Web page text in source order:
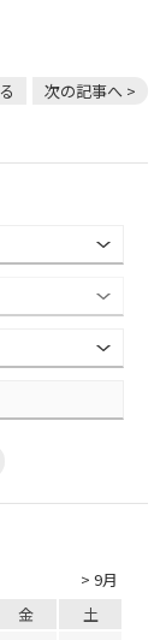
次の記事へ >
> 9月
金
土